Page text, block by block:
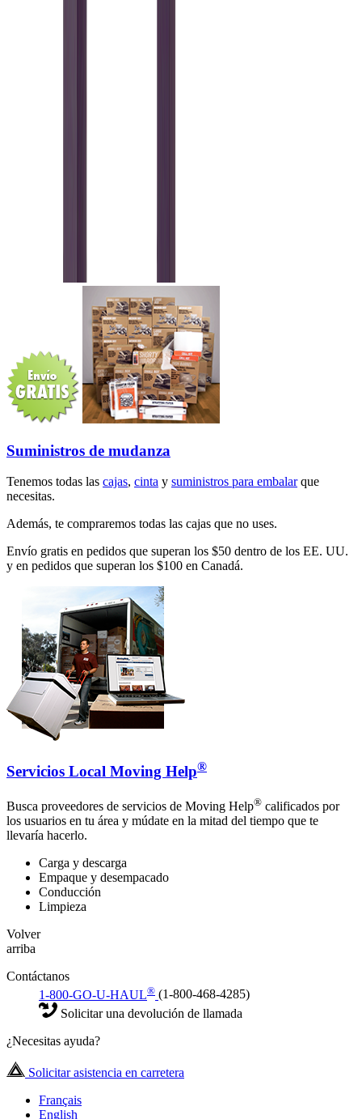
Suministros de mudanza
Tenemos todas las cajas, cinta y suministros para embalarque
necesitas.
Además, te compraremos todas las cajas que no uses.
Envío gratis en pedidos que superan los $50 dentro de los EE. UU.
y en pedidos que superan los $100 en Canadá.
Servicios Local Moving Help®
Busca proveedores de servicios de Moving Help® calificados por
los usuarios en tu área y múdate en la mitad del tiempo que te
llevaría hacerlo.
Carga y descarga
Empaque y desempacado
Conducción
Limpieza
Volver
arriba
Contáctanos
1-800-GO-U-HAUL® (1-800-468-4285)
Solicitar una devolución de llamada
¿Necesitas ayuda?
Solicitar asistencia en carretera
Français
English